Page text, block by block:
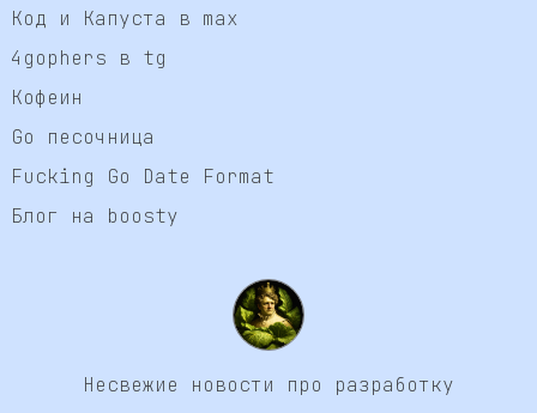
Код и Капуста в max
4gophers в tg
Кофеин
Go песочница
Fucking Go Date Format
Блог на boosty
Несвежие новости про разработку